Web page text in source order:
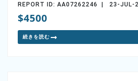
REPORT ID: AA07262246 | 23-JUL-
$4500
続きを読む